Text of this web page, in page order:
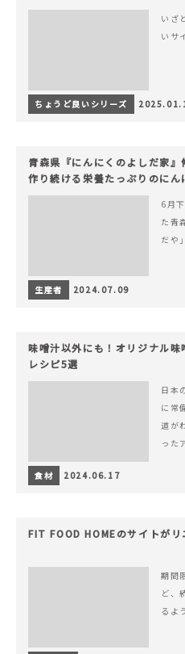
いざ
いサ
ちょうど良いシリーズ
青森県『にんにくのよしだ家
作り続ける栄養たっぷりのにん
6月
た青
だや
生産者 2024.07.09
味噌汁以外にも！オリジナル
レシピ5選
日本
に常
道が
った
食材 2024.06.17
FIT FOOD HOMEのサイトが
期間
ど、
るよ